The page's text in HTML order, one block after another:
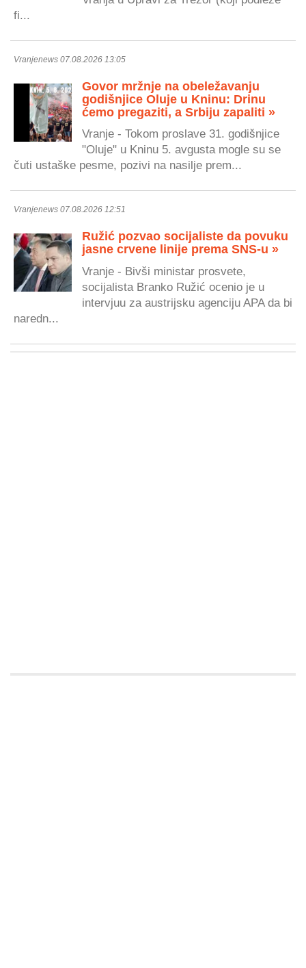
fi...
Vranjenews 07.08.2026 13:05
Govor mržnje na obeležavanju
godišnjice Oluje u Kninu: Drinu
ćemo pregaziti, a Srbiju zapaliti »
Vranje - Tokom proslave 31. godišnjice
"Oluje" u Kninu 5. avgusta mogle su se
čuti ustaške pesme, pozivi na nasilje prem...
Vranjenews 07.08.2026 12:51
Ružić pozvao socijaliste da povuku
jasne crvene linije prema SNS-u »
Vranje - Bivši ministar prosvete,
socijalista Branko Ružić ocenio je u
intervjuu za austrijsku agenciju APA da bi
naredn...